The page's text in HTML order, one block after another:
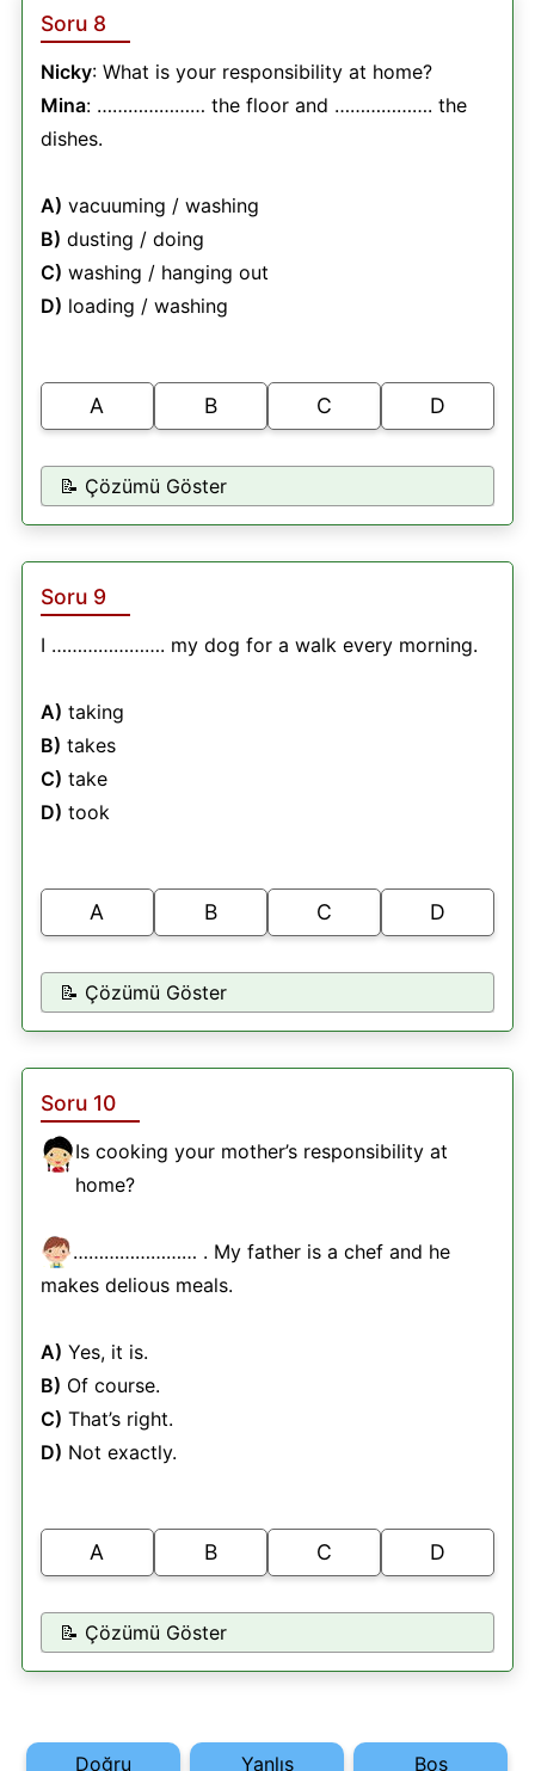
Soru 8
Nicky: What is your responsibility at home?
Mina: ………………… the floor and ………………. the
dishes.
A) vacuuming / washing
B) dusting / doing
C) washing / hanging out
D) loading / washing
A B C D
📝 Çözümü Göster
Soru 9
I …………………. my dog for a walk every morning.
A) taking
B) takes
C) take
D) took
A B C D
📝 Çözümü Göster
Soru 10
Is cooking your mother’s responsibility at
home?
…………………… . My father is a chef and he
makes delious meals.
A) Yes, it is.
B) Of course.
C) That’s right.
D) Not exactly.
A B C D
📝 Çözümü Göster
Doğru Yanlış Boş